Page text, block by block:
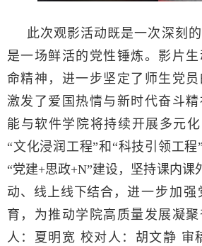
此次观影活动既是一次深刻
是一场鲜活的党性锤炼。影片
命精神，进一步坚定了师生党
激发了爱国热情与新时代奋斗
能与软件学院将持续开展多元化
“文化浸润工程”和“科技引领工
“党建+思政+N”建设，坚持课内课
动、线上线下结合， 进一步加强
育，为推动学院高质量发展凝
人：夏明宽 校对人：胡文静 审